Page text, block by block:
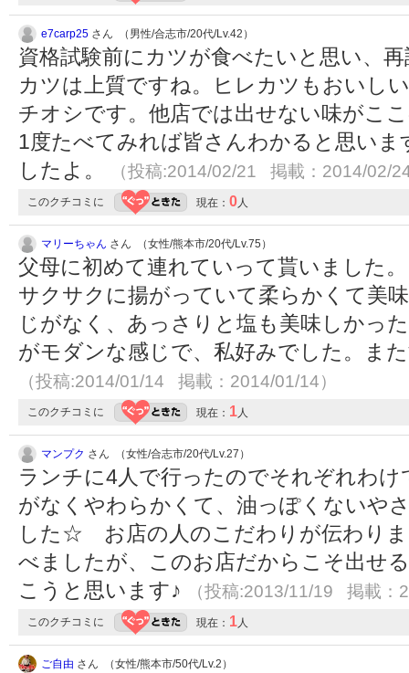
e7carp25 さん （男性/合志市/20代/Lv.42）
資格試験前にカツが食べたいと思い、
カツは上質ですね。ヒレカツもおいし
チオシです。他店では出せない味がこ
1度たべてみれば皆さんわかると思い
したよ。
（投稿:2014/02/21 掲載：2014/02/
このクチコミに 現在： 0人
マリーちゃん さん （女性/熊本市/20代/Lv.75）
父母に初めて連れていって貰いました
サクサクに揚がっていて柔らかくて美
じがなく、あっさりと塩も美味しかっ
がモダンな感じで、私好みでした。ま
（投稿:2014/01/14 掲載：2014/01/14）
このクチコミに 現在： 1人
マンプク さん （女性/合志市/20代/Lv.27）
ランチに4人で行ったのでそれぞれわ
がなくやわらかくて、油っぽくないや
した☆ お店の人のこだわりが伝わり
べましたが、このお店だからこそ出せ
こうと思います♪
（投稿:2013/11/19 掲載：
このクチコミに 現在： 1人
ご自由 さん （女性/熊本市/50代/Lv.2）